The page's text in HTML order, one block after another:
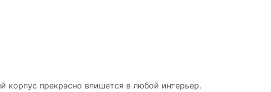
прекрасно впишется в любой интерьер.